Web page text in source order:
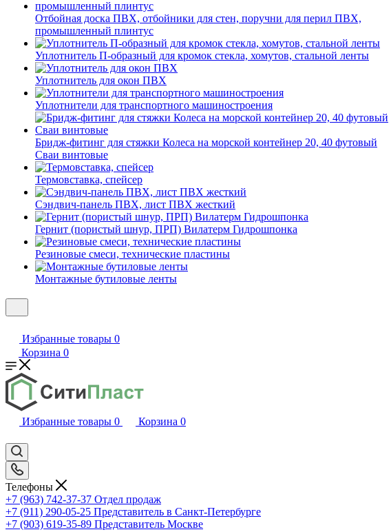
Отбойная доска ПВХ, отбойники для стен, поручни для перил ПВХ,
промышленный плинтус
Уплотнитель П-образный для кромок стекла, хомутов, стальной ленты
Уплотнитель для окон ПВХ
Уплотнители для транспортного машиностроения
Бридж-фитинг для стяжки Колеса на морской контейнер 20, 40 футовый
Сваи винтовые
Термовставка, спейсер
Сэндвич-панель ПВХ, лист ПВХ жесткий
Гернит (пористый шнур, ПРП) Вилатерм Гидрошпонка
Резиновые смеси, технические пластины
Монтажные бутиловые ленты
Избранные товары 0
Корзина 0
Избранные товары 0 Корзина 0
Телефоны
+7 (963) 742-37-37 Отдел продаж
+7 (911) 290-05-25 Представитель в Санкт-Петербурге
+7 (903) 619-35-89 Представитель Москве